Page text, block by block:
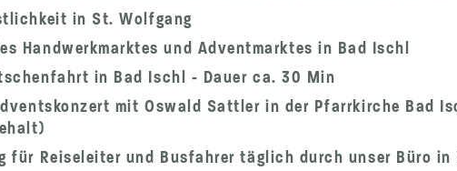
in St. Wolfgang
Handwerkmarktes und Adventmarktes in Bad Ischl
in Bad Ischl - Dauer ca. 30 Min
mit Oswald Sattler in der Pfarrkirche Bad
für Reiseleiter und Busfahrer täglich durch unser Büro in